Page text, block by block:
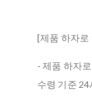
[제품 하자로
- 제품 하자
수령 기준